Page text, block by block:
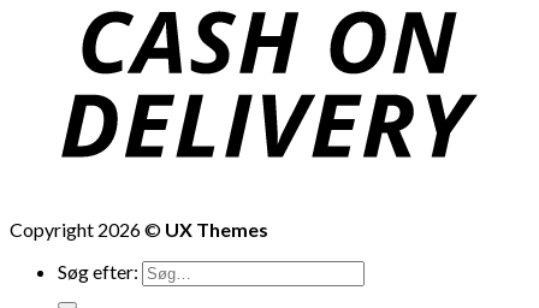
Copyright 2026 © UX Themes
Søg efter: